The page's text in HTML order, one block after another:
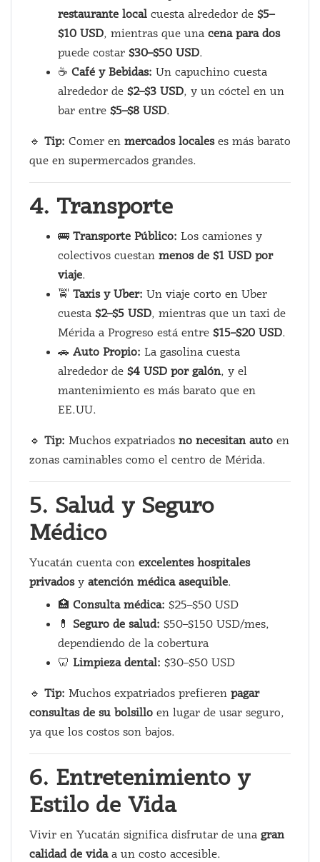
restaurante local cuesta alrededor de $5–
$10 USD, mientras que una cena para dos
puede costar $30–$50 USD.
☕ Café y Bebidas: Un capuchino cuesta
alrededor de $2–$3 USD, y un cóctel en un
bar entre $5–$8 USD.
🔹 Tip: Comer en mercados localeses más barato
que en supermercados grandes.
4. Transporte
🚌 Transporte Público: Los camiones y
colectivos cuestan menos de $1 USD por
viaje.
🚖 Taxis y Uber: Un viaje corto en Uber
cuesta $2–$5 USD, mientras que un taxi de
Mérida a Progreso está entre $15–$20 USD.
🚗 Auto Propio: La gasolina cuesta
alrededor de $4 USD por galón, y el
mantenimiento es más barato que en
EE.UU.
🔹 Tip: Muchos expatriados no necesitan auto en
zonas caminables como el centro de Mérida.
5. Salud y Seguro
Médico
Yucatán cuenta con excelentes hospitales
privadosy atención médica asequible.
🏥 Consulta médica: $25–$50 USD
💊 Seguro de salud: $50–$150 USD/mes,
dependiendo de la cobertura
🦷 Limpieza dental: $30–$50 USD
🔹 Tip: Muchos expatriados prefieren pagar
consultas de su bolsillo en lugar de usar seguro,
ya que los costos son bajos.
6. Entretenimiento y
Estilo de Vida
Vivir en Yucatán significa disfrutar de una gran
calidad de vidaa un costo accesible.